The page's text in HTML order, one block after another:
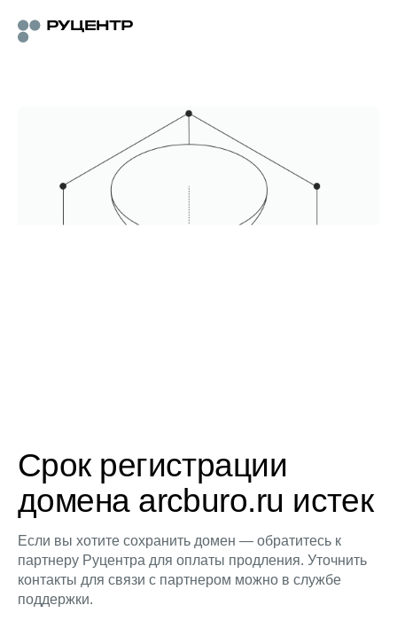
Срок регистрации
домена arcburo.ru истек
Если вы хотите сохранить домен — обратитесь к
партнеру Руцентра для оплаты продления. Уточнить
контакты для связи с партнером можно в службе
поддержки.